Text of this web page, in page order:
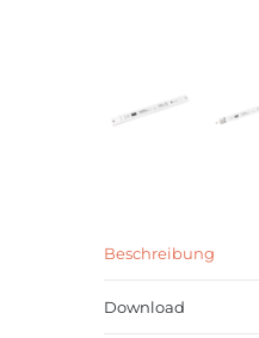
Beschreibung
Download